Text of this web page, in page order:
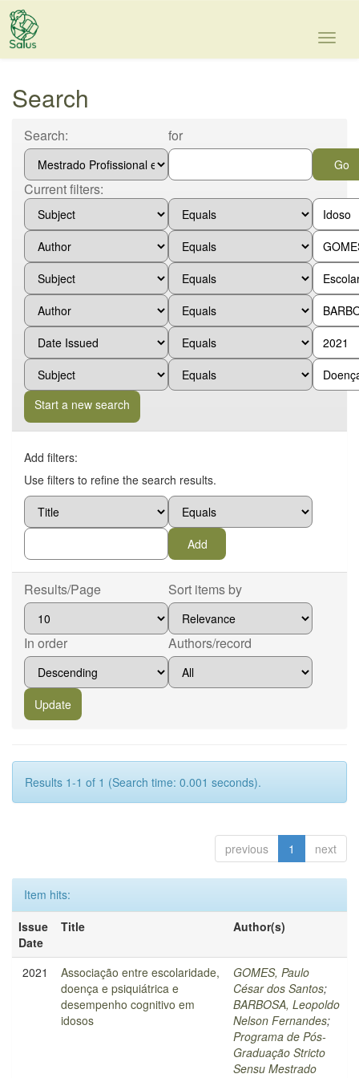
Skip
Search
Search: for
Current filters:
Start a new search
Add filters:
Use filters to refine the search results.
Results/Page Sort items by
In order Authors/record
Results 1-1 of 1 (Search time: 0.001 seconds).
previous 1 next
Item hits:
Issue
Date
Title Author(s)
2021
Associação entre escolaridade,
doença e psiquiátrica e
desempenho cognitivo em
idosos
GOMES, Paulo
César dos Santos;
BARBOSA, Leopoldo
Nelson Fernandes;
Programa de Pós-
Graduação Stricto
Sensu Mestrado